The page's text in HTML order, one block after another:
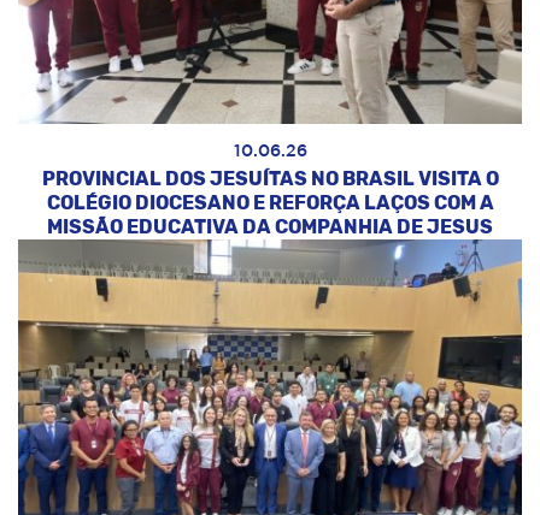
10.06.26
PROVINCIAL DOS JESUÍTAS NO BRASIL VISITA O
COLÉGIO DIOCESANO E REFORÇA LAÇOS COM A
MISSÃO EDUCATIVA DA COMPANHIA DE JESUS